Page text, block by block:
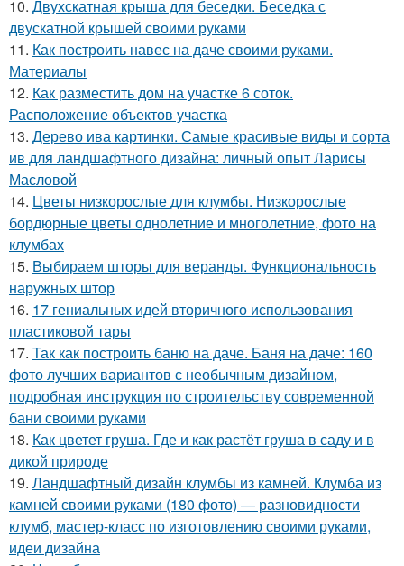
10. Двухскатная крыша для беседки. Беседка с
двускатной крышей своими руками
11. Как построить навес на даче своими руками.
Материалы
12. Как разместить дом на участке 6 соток.
Расположение объектов участка
13. Дерево ива картинки. Самые красивые виды и сорта
ив для ландшафтного дизайна: личный опыт Ларисы
Масловой
14. Цветы низкорослые для клумбы. Низкорослые
бордюрные цветы однолетние и многолетние, фото на
клумбах
15. Выбираем шторы для веранды. Функциональность
наружных штор
16. 17 гениальных идей вторичного использования
пластиковой тары
17. Так как построить баню на даче. Баня на даче: 160
фото лучших вариантов с необычным дизайном,
подробная инструкция по строительству современной
бани своими руками
18. Как цветет груша. Где и как растёт груша в саду и в
дикой природе
19. Ландшафтный дизайн клумбы из камней. Клумба из
камней своими руками (180 фото) — разновидности
клумб, мастер-класс по изготовлению своими руками,
идеи дизайна